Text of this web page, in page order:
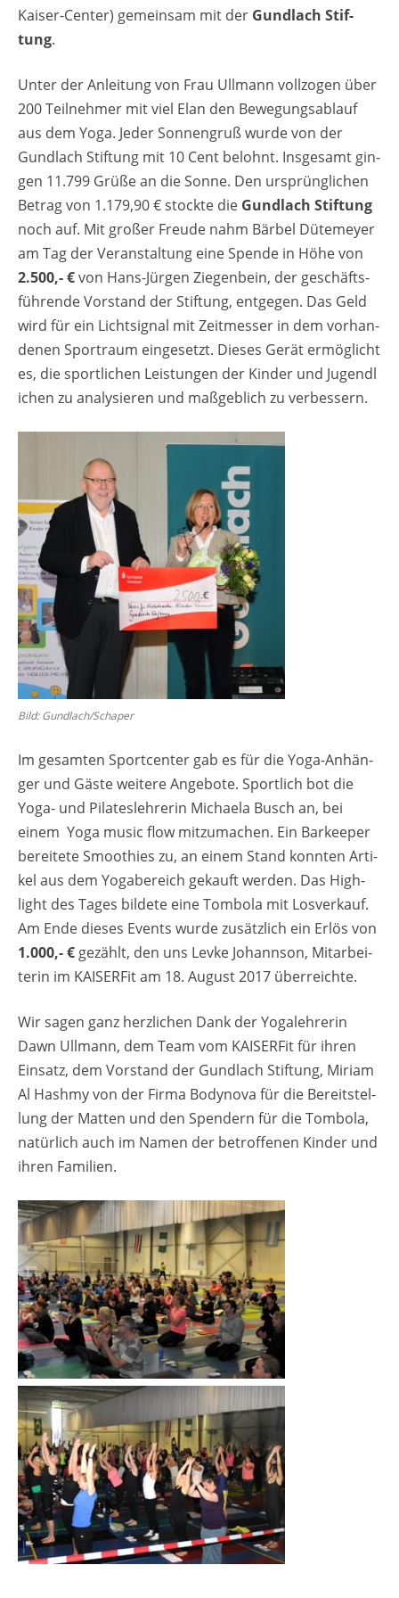
Kai­ser-Cen­ter) ge­mein­sam mit der Gund­lach Stif­
tung.
Unter der An­lei­tung von Frau Ull­mann voll­zo­gen über
200 Teil­neh­mer mit viel Elan den Be­we­gungs­ab­lauf
aus dem Yoga. Jeder Son­nen­gruß wurde von der
Gund­lach Stif­tung mit 10 Cent be­lohnt. Ins­ge­samt gin­
gen 11.799 Grüße an die Sonne. Den ur­sprüng­li­chen
Be­trag von 1.179,90 € stock­te die Gund­lach Stif­tung
noch auf. Mit gro­ßer Freu­de nahm Bär­bel Dü­te­mey­er
am Tag der Ver­an­stal­tung eine Spen­de in Höhe von
2.500,- €von Hans-Jür­gen Zie­gen­bein, der ge­schäfts­
füh­ren­de Vor­stand der Stif­tung, ent­ge­gen. Das Geld
wird für ein Licht­si­gnal mit Zeit­mes­ser in dem vor­han­
de­nen Sportraum ein­ge­setzt. Die­ses Gerät er­mög­licht
es, die sport­li­chen Leis­tun­gen der Kin­der und Ju­gend­l
i­chen zu ana­ly­sie­ren und ma­ß­geb­lich zu ver­bes­sern.
Bild: Gund­lach/Scha­per
Im ge­sam­ten Sport­cen­ter gab es für die Yoga-An­hän­
ger und Gäste wei­te­re An­ge­bo­te. Sport­lich bot die
Yoga- und Pi­la­tes­leh­re­rin Mi­chae­la Busch an, bei
einem Yoga music flow mit­zu­ma­chen. Ein Bar­kee­per
be­rei­te­te Smoo­thies zu, an einem Stand konn­ten Ar­ti­
kel aus dem Yo­ga­be­reich ge­kauft wer­den. Das High­
light des Tages bil­de­te eine Tom­bo­la mit Los­ver­kauf.
Am Ende die­ses Events wurde zu­sätz­lich ein Erlös von
1.000,- € ge­zählt, den uns Levke Jo­hann­son, Mit­ar­bei­
te­rin im KAI­SER­Fit am 18. Au­gust 2017 über­reich­te.
Wir sagen ganz herz­li­chen Dank der Yo­ga­leh­re­rin
Dawn Ull­mann, dem Team vom KAI­SER­Fit für ihren
Ein­satz, dem Vor­stand der Gund­lach Stif­tung, Mi­ri­am
Al Hash­my von der Firma Bo­dy­no­va für die Be­reit­stel­
lung der Mat­ten und den Spen­dern für die Tom­bo­la,
na­tür­lich auch im Namen der be­trof­fe­nen Kin­der und
ihren Fa­mi­li­en.